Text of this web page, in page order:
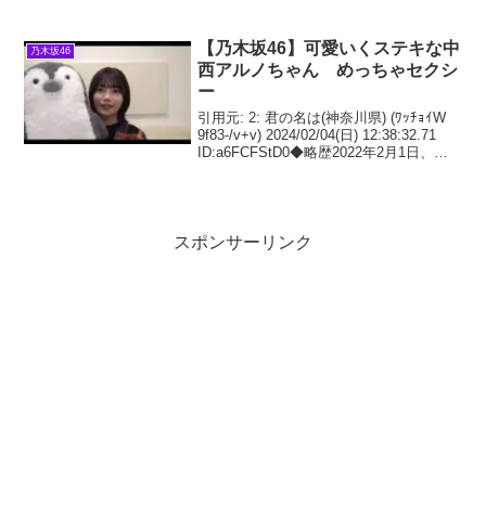
乃木坂46
【乃木坂46】可愛いくステキな中
西アルノちゃん めっちゃセクシ
ー
引用元: 2: 君の名は(神奈川県) (ﾜｯﾁｮｲW
9f83-/v+v) 2024/02/04(日) 12:38:32.71
ID:a6FCFStD0◆略歴2022年2月1日、
スポンサーリンク